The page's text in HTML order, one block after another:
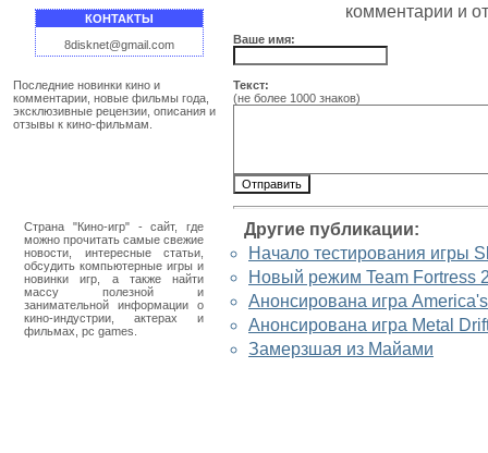
КОНТАКТЫ
8disknet@gmail.com
Последние новинки кино и
комментарии, новые фильмы года,
эксклюзивные рецензии, описания и
отзывы к кино-фильмам.
Страна "Кино-игр" - сайт, где
можно прочитать самые свежие
новости, интересные статьи,
обсудить компьютерные игры и
новинки игр, а также найти
массу полезной и
занимательной информации о
кино-индустрии, актерах и
фильмах, pc games.
комментарии и
Ваше имя:
Текст:
(не более 1000 знаков)
Другие публикации:
Начало тестирования игры
Новый режим Team Fortress
Анонсирована игра
Анонсирована игра Metal
Замерзшая из Майами